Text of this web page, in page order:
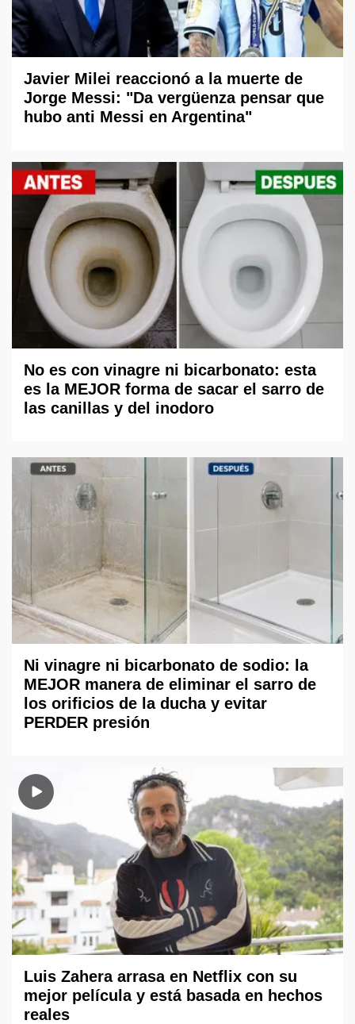
Javier Milei reaccionó a la muerte de
Jorge Messi: "Da vergüenza pensar que
hubo anti Messi en Argentina"
No es con vinagre ni bicarbonato: esta
es la MEJOR forma de sacar el sarro de
las canillas y del inodoro
Ni vinagre ni bicarbonato de sodio: la
MEJOR manera de eliminar el sarro de
los orificios de la ducha y evitar
PERDER presión
Luis Zahera arrasa en Netflix con su
mejor película y está basada en hechos
reales